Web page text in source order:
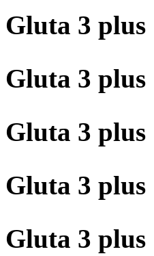
Gluta 3 plus
Gluta 3 plus
Gluta 3 plus
Gluta 3 plus
Gluta 3 plus